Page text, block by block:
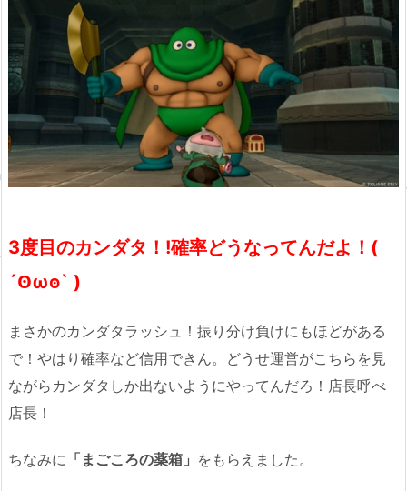
3度目のカンダタ！!確率どうなってんだよ！(
´Ꙩωꙩ` )
まさかのカンダタラッシュ！振り分け負けにもほどがある
で！やはり確率など信用できん。どうせ運営がこちらを見
ながらカンダタしか出ないようにやってんだろ！店長呼べ
店長！
ちなみに 「まごころの薬箱」 をもらえました。